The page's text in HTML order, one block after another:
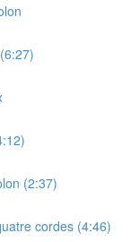
(2:37)
cordes (4:46)